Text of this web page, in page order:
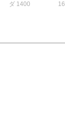
ダ 1400 16